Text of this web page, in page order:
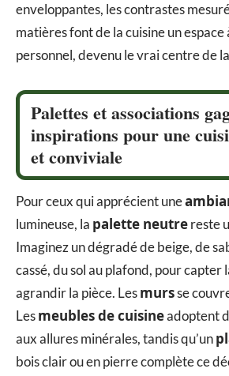
enveloppantes, les contrastes
matières font de la cuisine un
personnel, devenu le vrai centre de
Palettes et associations
inspirations pour une
et conviviale
Pour ceux qui apprécient une
lumineuse, la palette neutrereste
Imaginez un dégradé de beige, de
cassé, du sol au plafond, pour capter
agrandir la pièce. Lesmursse
Lesmeubles de cuisineadoptent
aux allures minérales, tandis qu’un
bois clair ou en pierre complète ce